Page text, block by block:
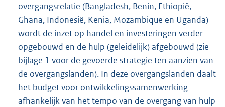
overgangsrelatie (Bangladesh, Benin, Ethiopië,
Ghana, Indonesië, Kenia, Mozambique en Uganda)
wordt de inzet op handel en investeringen verder
opgebouwd en de hulp (geleidelijk) afgebouwd (zie
bijlage 1 voor de gevoerde strategie ten aanzien van
de overgangslanden). In deze overgangslanden daalt
het budget voor ontwikkelingssamenwerking
afhankelijk van het tempo van de overgang van hulp